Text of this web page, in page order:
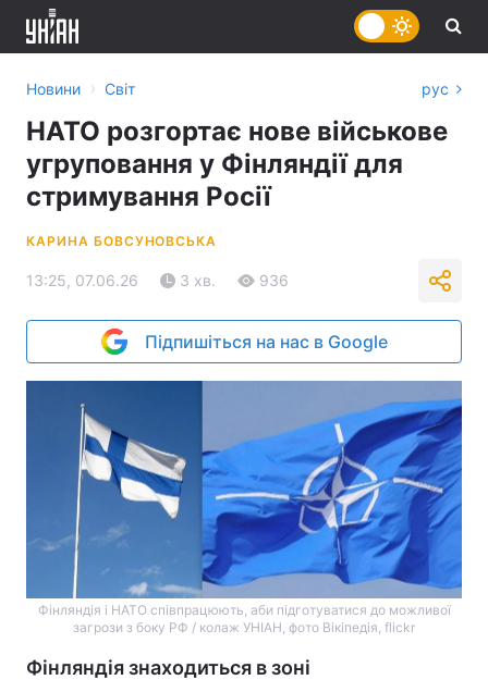
Новини › Світ рус
НАТО розгортає нове військове
угруповання у Фінляндії для
стримування Росії
КАРИНА БОВСУНОВСЬКА
13:25, 07.06.26 3 хв. 936
Підпишіться на нас в Google
Фінляндія і НАТО співпрацюють, аби підготуватися до можливої
загрози з боку РФ / колаж УНІАН, фото Вікіпедія, flickr
Фінляндія знаходиться в зоні